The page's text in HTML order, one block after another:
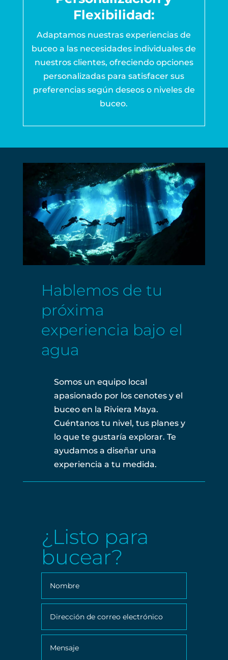
Flexibilidad:
Adaptamos nuestras experiencias de
buceo a las necesidades individuales de
nuestros clientes, ofreciendo opciones
personalizadas para satisfacer sus
preferencias según deseos o niveles de
buceo.
Hablemos de tu
próxima
experiencia bajo el
agua
Somos un equipo local
apasionado por los cenotes y el
buceo en la Riviera Maya.
Cuéntanos tu nivel, tus planes y
lo que te gustaría explorar. Te
ayudamos a diseñar una
experiencia a tu medida.
¿Listo para
bucear?